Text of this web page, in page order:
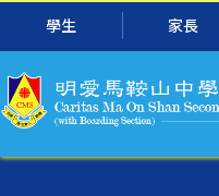
跳转到主要内容
學生 家長
导
航